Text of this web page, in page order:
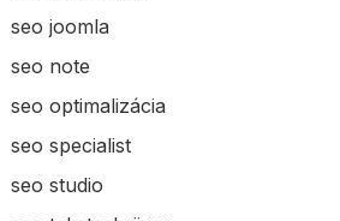
seo joomla
seo note
seo optimalizácia
seo specialist
seo studio